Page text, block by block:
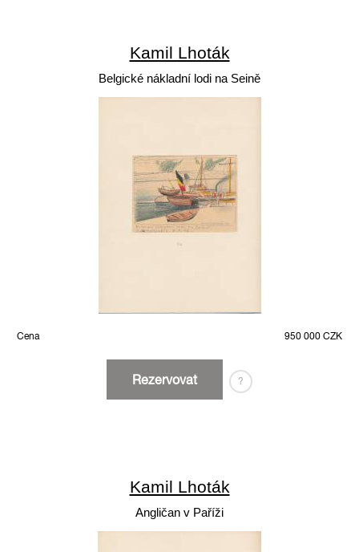
Kamil Lhoták
Belgické nákladní lodi na Seině
Cena 950 000 CZK
Rezervovat ?
Kamil Lhoták
Angličan v Paříži